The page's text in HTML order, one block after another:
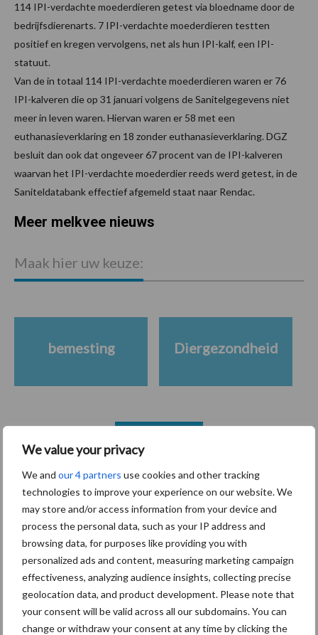
We value your privacy
We and our 4 partners use cookies and other tracking
technologies to improve your experience on our website. We
may store and/or access information from your device and
process the personal data, such as your IP address and
browsing data, for purposes like providing you with
personalized ads and content, measuring marketing campaign
effectiveness, analyzing audience insights, collecting precise
geolocation data, and product development. Please note that
your consent will be valid across all our subdomains. You can
change or withdraw your consent at any time by clicking the
114 IPI-verdachte moederdieren getest via bloedname door de
bedrijfsdierenarts. 7 IPI-verdachte moederdieren testten
positief en kregen vervolgens, net als hun IPI-kalf, een IPI-
statuut.
Van de in totaal 114 IPI-verdachte moederdieren waren er 76
IPI-kalveren die op 31 januari volgens de Sanitelgegevens niet
meer in leven waren. Hiervan waren er 58 met een
euthanasieverklaring en 18 zonder euthanasieverklaring. DGZ
besluit dan ook dat ongeveer 67 procent van de IPI-kalveren
waarvan het IPI-verdachte moederdier reeds werd getest, in de
Saniteldatabank effectief afgemeld staat naar Rendac.
Meer melkvee nieuws
Maak hier uw keuze:
bemesting Diergezondheid
Gerelateerde artikelen
De speenhuid: een vaak
onderschatte risicofactor
voor mastitis
BoviMove zorgt voor